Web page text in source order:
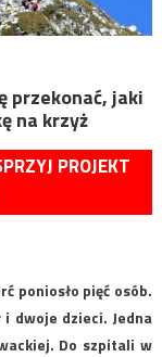
przekonać, jaki
na krzyż
PROJEKT
poniosło pięć osób.
dwoje dzieci. Jedna
Do szpitali w